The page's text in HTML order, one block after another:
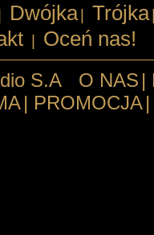
Dwójka Trójka
Oceń nas!
S.A O NAS |
| PROMOCJA |